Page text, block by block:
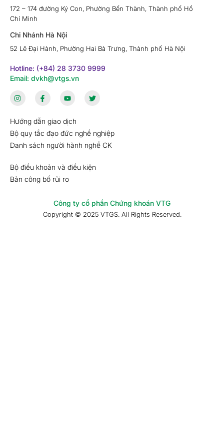
172 – 174 đường Ký Con, Phường Bến Thành, Thành phố Hồ
Chí Minh
Chi Nhánh Hà Nội
52 Lê Đại Hành, Phường Hai Bà Trưng, Thành phố Hà Nội
Hotline: (+84) 28 3730 9999
Email: dvkh@vtgs.vn
Hướng dẫn giao dịch
Bộ quy tắc đạo đức nghề nghiệp
Danh sách người hành nghề CK
Bộ điều khoản và điều kiện
Bản công bố rủi ro
Công ty cổ phần Chứng khoán VTG
Copyright © 2025 VTGS. All Rights Reserved.